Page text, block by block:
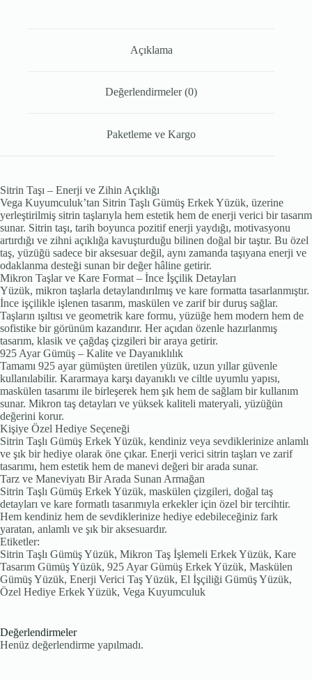
Açıklama
Değerlendirmeler (0)
Paketleme ve Kargo
Sitrin Taşı – Enerji ve Zihin Açıklığı
Vega Kuyumculuk’tan Sitrin Taşlı Gümüş Erkek Yüzük, üzerine
yerleştirilmiş sitrin taşlarıyla hem estetik hem de enerji verici bir tasarım
sunar. Sitrin taşı, tarih boyunca pozitif enerji yaydığı, motivasyonu
artırdığı ve zihni açıklığa kavuşturduğu bilinen doğal bir taştır. Bu özel
taş, yüzüğü sadece bir aksesuar değil, aynı zamanda taşıyana enerji ve
odaklanma desteği sunan bir değer hâline getirir.
Mikron Taşlar ve Kare Format – İnce İşçilik Detayları
Yüzük, mikron taşlarla detaylandırılmış ve kare formatta tasarlanmıştır.
İnce işçilikle işlenen tasarım, maskülen ve zarif bir duruş sağlar.
Taşların ışıltısı ve geometrik kare formu, yüzüğe hem modern hem de
sofistike bir görünüm kazandırır. Her açıdan özenle hazırlanmış
tasarım, klasik ve çağdaş çizgileri bir araya getirir.
925 Ayar Gümüş – Kalite ve Dayanıklılık
Tamamı 925 ayar gümüşten üretilen yüzük, uzun yıllar güvenle
kullanılabilir. Kararmaya karşı dayanıklı ve ciltle uyumlu yapısı,
maskülen tasarımı ile birleşerek hem şık hem de sağlam bir kullanım
sunar. Mikron taş detayları ve yüksek kaliteli materyali, yüzüğün
değerini korur.
Kişiye Özel Hediye Seçeneği
Sitrin Taşlı Gümüş Erkek Yüzük, kendiniz veya sevdiklerinize anlamlı
ve şık bir hediye olarak öne çıkar. Enerji verici sitrin taşları ve zarif
tasarımı, hem estetik hem de manevi değeri bir arada sunar.
Tarz ve Maneviyatı Bir Arada Sunan Armağan
Sitrin Taşlı Gümüş Erkek Yüzük, maskülen çizgileri, doğal taş
detayları ve kare formatlı tasarımıyla erkekler için özel bir tercihtir.
Hem kendiniz hem de sevdiklerinize hediye edebileceğiniz fark
yaratan, anlamlı ve şık bir aksesuardır.
Etiketler:
Sitrin Taşlı Gümüş Yüzük, Mikron Taş İşlemeli Erkek Yüzük, Kare
Tasarım Gümüş Yüzük, 925 Ayar Gümüş Erkek Yüzük, Maskülen
Gümüş Yüzük, Enerji Verici Taş Yüzük, El İşçiliği Gümüş Yüzük,
Özel Hediye Erkek Yüzük, Vega Kuyumculuk
Değerlendirmeler
Henüz değerlendirme yapılmadı.